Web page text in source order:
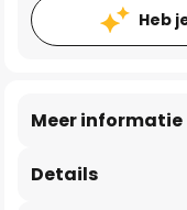
Heb
Details
Meer informatie